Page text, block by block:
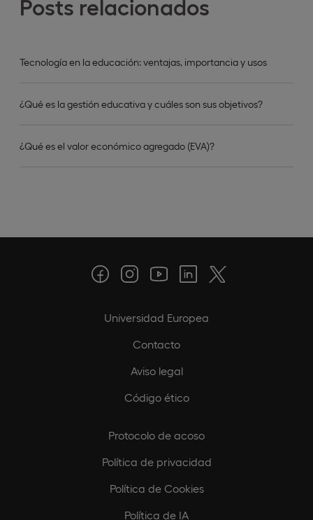
Posts relacionados
Tecnología en la educación: ventajas, importancia y usos
¿Qué es la gestión educativa y cuáles son sus objetivos?
¿Qué es el valor económico agregado (EVA)?
Universidad Europea
Contacto
Aviso legal
Código ético
Protocolo de acoso
Política de privacidad
Política de Cookies
Política de IA